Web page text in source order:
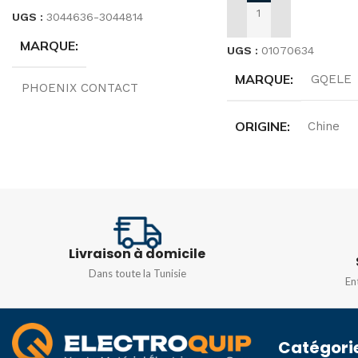
UGS : 3044636-3044814
MARQUE
PHOENIX CONTACT
UTTB 2,5, UTTB 4
AJOUTER AU PANIER
UGS : 01070634
MARQUE GQELE
ORIGINE Chine
50/
Livraison à domicile
Dans toute la Tunisie